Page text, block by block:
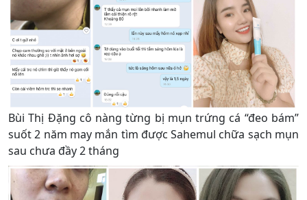
Bùi Thị Đặng cô nàng từng bị mụn trứng cá “đeo bám”
suốt 2 năm may mắn tìm được Sahemul chữa sạch mụn
sau chưa đầy 2 tháng